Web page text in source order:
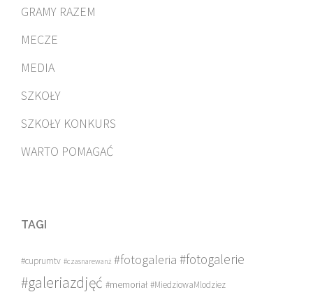
GRAMY RAZEM
MECZE
MEDIA
SZKOŁY
SZKOŁY KONKURS
WARTO POMAGAĆ
TAGI
#cuprumtv #czasnarewanż #fotogaleria #fotogalerie
#galeriazdjęć #memoriał #MiedziowaMlodziez